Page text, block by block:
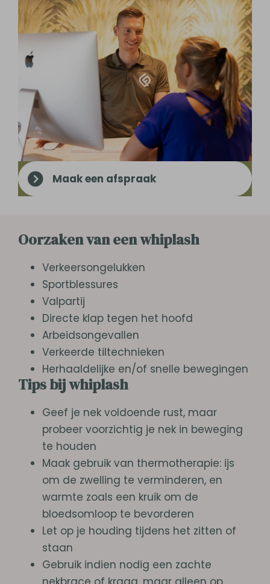
Maak een afspraak
Oorzaken van een whiplash
Verkeersongelukken
Sportblessures
Valpartij
Directe klap tegen het hoofd
Arbeidsongevallen
Verkeerde tiltechnieken
Herhaaldelijke en/of snelle bewegingen
Tips bij whiplash
Geef je nek voldoende rust, maar
probeer voorzichtig je nek in beweging
te houden
Maak gebruik van thermotherapie: ijs
om de zwelling te verminderen, en
warmte zoals een kruik om de
bloedsomloop te bevorderen
Let op je houding tijdens het zitten of
staan
Gebruik indien nodig een zachte